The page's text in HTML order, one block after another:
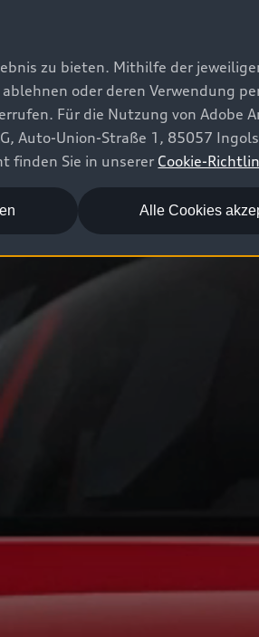
zu bieten. Mithilfe der
oder deren Verwendung
Für die Nutzung von Adobe
Auto-Union-Straße 1, 85057
finden Sie in unserer Cookie-
Alle Cookies